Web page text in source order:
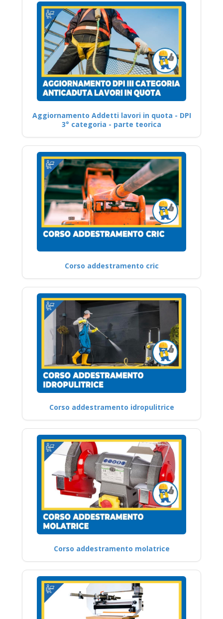
Aggiornamento Addetti lavori in quota - DPI
3° categoria - parte teorica
Corso addestramento cric
Corso addestramento idropulitrice
Corso addestramento molatrice